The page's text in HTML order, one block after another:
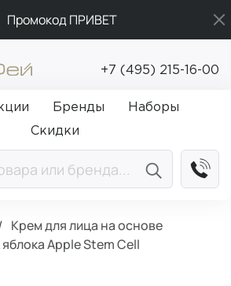
Промокод ПРИВЕТ
доставка от 5 000₽
в каждый заказ от 5 000₽
+7 (495) 215-16-00
Бренды
Наборы
Скидки
Крем для лица на основе
Apple Stem Cell